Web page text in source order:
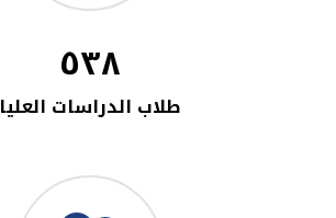
٥٣٨
طلاب الدراسات العليا